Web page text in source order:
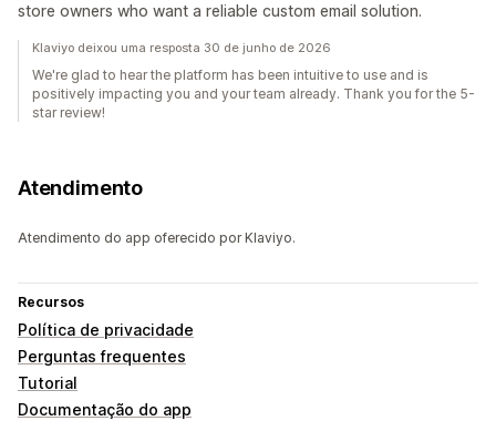
store owners who want a reliable custom email solution.
Klaviyo deixou uma resposta 30 de junho de 2026
We're glad to hear the platform has been intuitive to use and is
positively impacting you and your team already. Thank you for the 5-
star review!
Atendimento
Atendimento do app oferecido por Klaviyo.
Recursos
Política de privacidade
Perguntas frequentes
Tutorial
Documentação do app